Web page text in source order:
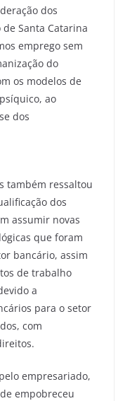
dos
Santa Catarina
emprego sem
do
os modelos de
ao
dos
também ressaltou
dos
assumir novas
que foram
bancário, assim
de trabalho
a
para o setor
com
empresariado,
empobreceu